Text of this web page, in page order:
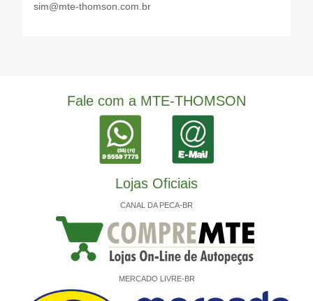
sim@mte-thomson.com.br
Fale com a MTE-THOMSON
Lojas Oficiais
CANAL DA PECA-BR
MERCADO LIVRE-BR